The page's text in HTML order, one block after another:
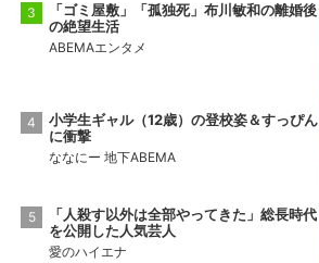
「ゴミ屋敷」「孤独死」布川敏和の離婚後
の絶望生活
ABEMAエンタメ
小学生ギャル（12歳）の登校姿＆すっぴん
に衝撃
ななにー 地下ABEMA
「人殺す以外は全部やってきた」総長時代
を公開した人気芸人
愛のハイエナ